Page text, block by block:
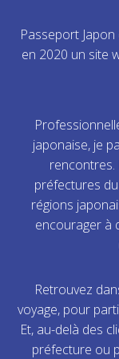
Passeport
en 2020 un site
japonaise, je
préfectures
régions
encourager à
Retrouvez
voyage, pour
Et, au-delà des
préfecture ou